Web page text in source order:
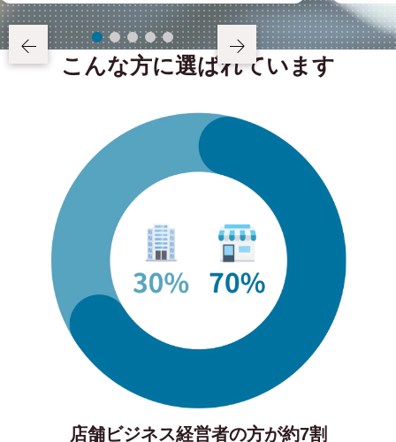
こんな方に選ばれています
店舗ビジネス経営者の方が約7割